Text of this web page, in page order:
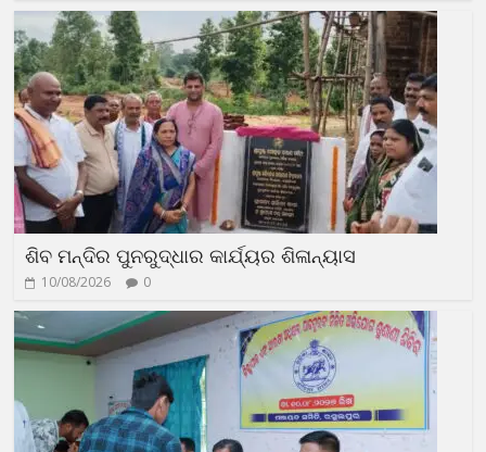
ଶିବ ମନ୍ଦିର ପୁନରୁଦ୍ଧାର କାର୍ଯ୍ୟର ଶିଳାନ୍ୟାସ
10/08/2026 0